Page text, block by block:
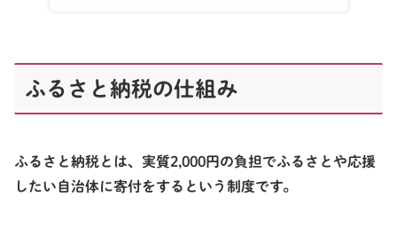
ふるさと納税の仕組み
ふるさと納税とは、 実質2,000円の負担でふるさとや応援
したい自治体に寄付をするという制度です。